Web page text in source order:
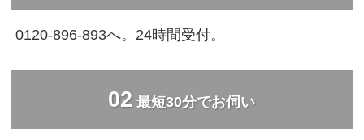
0120-896-893へ。24時間受付。
02 最短30分でお伺い